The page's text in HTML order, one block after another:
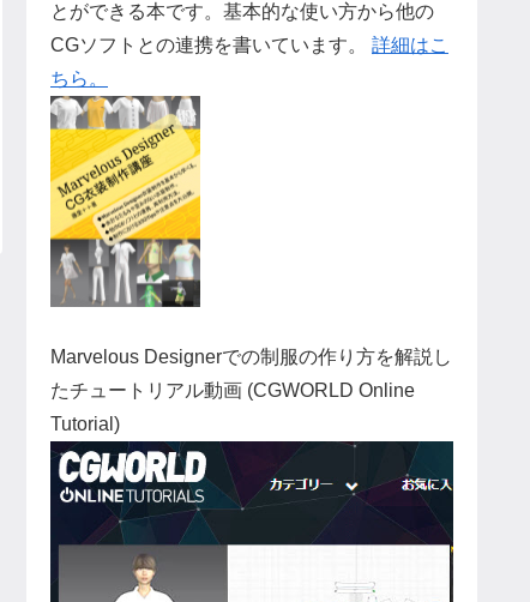
とができる本です。基本的な使い方から他の
CGソフトとの連携を書いています。 詳細はこ
ちら。
Marvelous Designerでの制服の作り方を解説し
たチュートリアル動画 (CGWORLD Online
Tutorial)